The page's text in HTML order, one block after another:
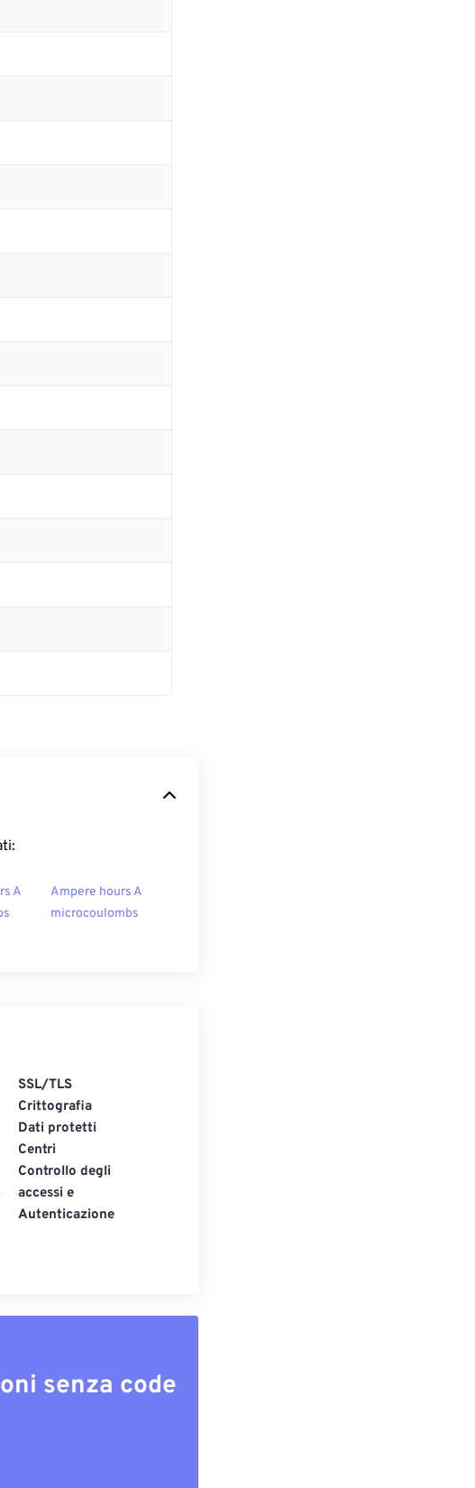
A
Ampere hours A
microcoulombs
SSL/TLS
Crittografia
Dati protetti
Centri
Controllo degli
accessi e
Autenticazione
senza code